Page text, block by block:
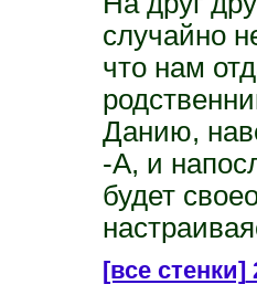
случайно
что нам
Данию,
-А, и
будет
[все стенки]